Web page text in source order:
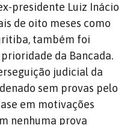
presidente Luiz Inácio
de oito meses como
também foi
da Bancada.
judicial da
sem provas pelo
em motivações
nenhuma prova